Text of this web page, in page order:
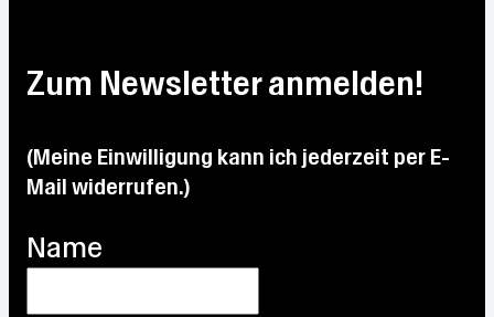
26 °C
°C
°C
°C
Zum Newsletter anmelden!
(Meine Einwilligung kann ich jederzeit per E-
Mail widerrufen.)
Name